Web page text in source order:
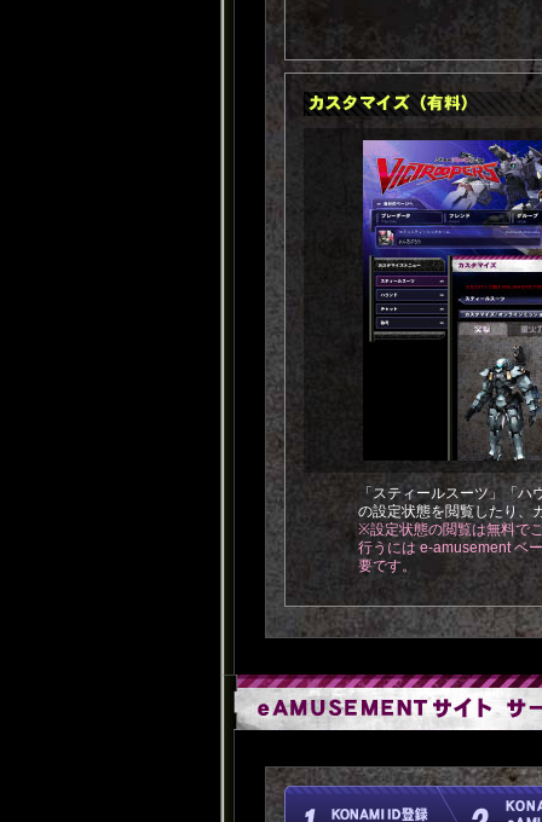
「スティールスーツ」「
の設定状態を閲覧したり、
※設定状態の閲覧は無料で
行うには e-amusement ベ
要です。